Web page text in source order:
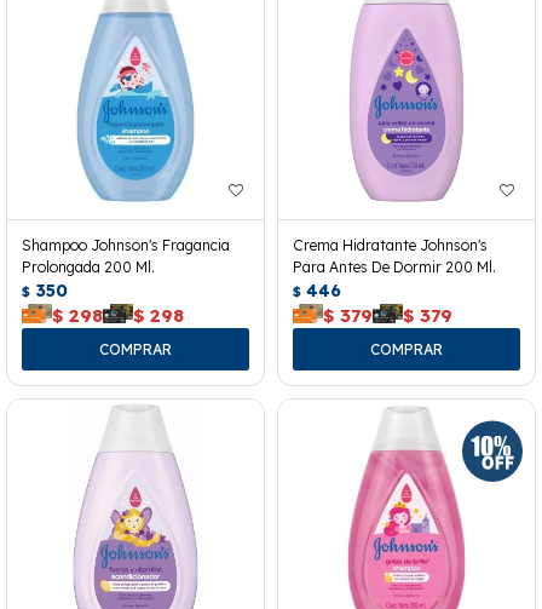
Shampoo Johnson's Fragancia
Prolongada 200 Ml.
$ 350
$ 298 $ 298
Crema Hidratante Johnson's
Para Antes De Dormir 200 Ml.
$ 446
$ 379 $ 379